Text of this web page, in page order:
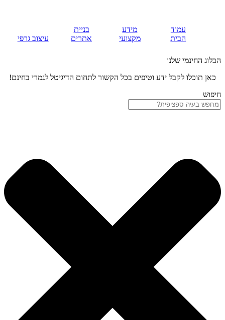
עמוד
הבית
מידע
מקצועי
בניית
אתרים
עיצוב גרפי
הבלוג החינמי שלנו
כאן תוכלו לקבל ידע וטיפים בכל הקשור לתחום הדיגיטל לגמרי בחינם!
חיפוש